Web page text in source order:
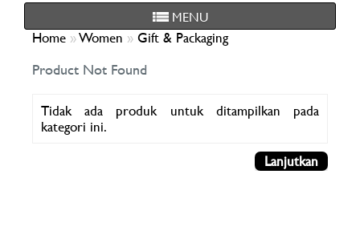
MENU
Home »Women »Gift & Packaging
Product Not Found
Tidak ada produk untuk ditampilkan pada
kategori ini.
Lanjutkan